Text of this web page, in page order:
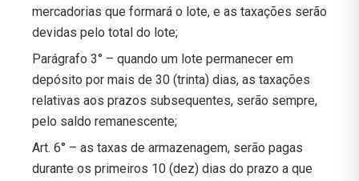
mercadorias que formará o lote, e as taxações serão
devidas pelo total do lote;
Parágrafo 3° – quando um lote permanecer em
depósito por mais de 30 (trinta) dias, as taxações
relativas aos prazos subsequentes, serão sempre,
pelo saldo remanescente;
Art. 6° – as taxas de armazenagem, serão pagas
durante os primeiros 10 (dez) dias do prazo a que